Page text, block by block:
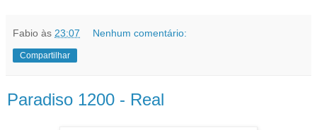
Fabio às 23:07 Nenhum comentário:
Compartilhar
Paradiso 1200 - Real